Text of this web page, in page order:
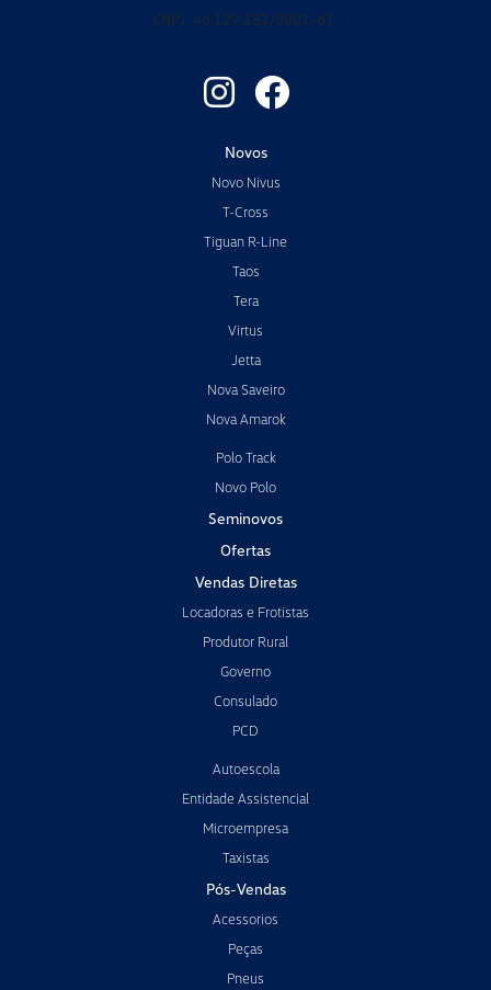
CNPJ: 46.127.182/0001-67
Novos
Novo Nivus
T-Cross
Tiguan R-Line
Taos
Tera
Virtus
Jetta
Nova Saveiro
Nova Amarok
Polo Track
Novo Polo
Seminovos
Ofertas
Vendas Diretas
Locadoras e Frotistas
Produtor Rural
Governo
Consulado
PCD
Autoescola
Entidade Assistencial
Microempresa
Taxistas
Pós-Vendas
Acessorios
Peças
Pneus